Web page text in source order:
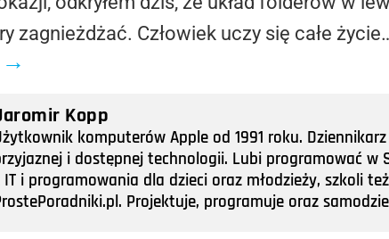
zagnieżdżać. Człowiek uczy się całe
→
Kopp
komputerów Apple od 1991 roku.
i dostępnej technologii. Lubi programować w
IT i programowania dla dzieci oraz młodzieży, szkoli
Projektuje, programuje oraz